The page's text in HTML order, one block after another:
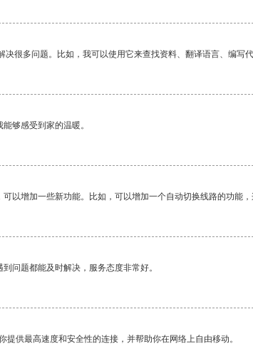
很多问题。比如，我可以使用它来查找资料、翻译语言、编写代
够感受到家的温暖。
以增加一些新功能。比如，可以增加一个自动切换线路的功能
问题都能及时解决，服务态度非常好。
提供最高速度和安全性的连接，并帮助你在网络上自由移动。